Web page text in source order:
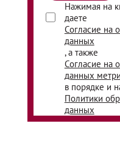
Нажимая на
даете
Согласие на
данных
, а также
Согласие на
данных
в порядке и
Политики
данных